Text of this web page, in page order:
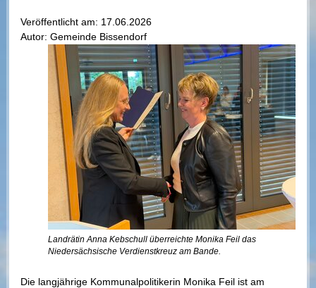
Veröffentlicht am: 17.06.2026
Autor: Gemeinde Bissendorf
Landrätin Anna Kebschull überreichte Monika Feil das
Niedersächsische Verdienstkreuz am Bande.
Die langjährige Kommunalpolitikerin Monika Feil ist am